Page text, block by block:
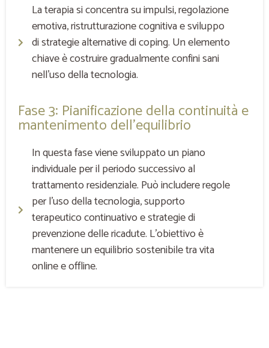
La terapia si concentra su impulsi, regolazione
emotiva, ristrutturazione cognitiva e sviluppo
di strategie alternative di coping. Un elemento
chiave è costruire gradualmente confini sani
nell’uso della tecnologia.
Fase 3: Pianificazione della continuità e
mantenimento dell’equilibrio
In questa fase viene sviluppato un piano
individuale per il periodo successivo al
trattamento residenziale. Può includere regole
per l’uso della tecnologia, supporto
terapeutico continuativo e strategie di
prevenzione delle ricadute. L’obiettivo è
mantenere un equilibrio sostenibile tra vita
online e offline.